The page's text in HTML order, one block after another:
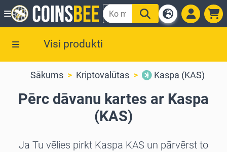
Visi produkti
Sākums Kriptovalūtas Kaspa (KAS)
Pērc dāvanu kartes ar Kaspa
(KAS)
Ja Tu vēlies pirkt Kaspa KAS un pārvērst to